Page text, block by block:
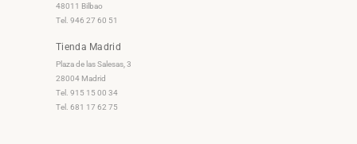
48011 Bilbao
Tel. 946 27 60 51
Tienda Madrid
Plaza de las Salesas, 3
28004 Madrid
Tel. 915 15 00 34
Tel. 681 17 62 75